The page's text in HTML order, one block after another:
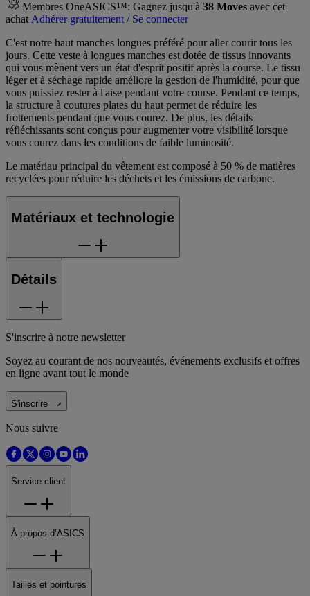
Membres OneASICS™: Gagnez jusqu'à 38 Moves avec cet
achat Adhérer gratuitement / Se connecter
C'est notre haut manches longues préféré pour aller courir tous les
jours. Cette veste à longues manches est dotée de tissus innovants
qui vous mènent vers un état d'esprit positif après la course. Le tissu
léger et à séchage rapide améliore la gestion de l'humidité, pour que
vous puissiez rester à l'aise pendant votre course. Pendant ce temps,
la structure à coutures plates du haut permet de réduire les
frottements pendant que vous courez. De plus, les détails
réfléchissants sont conçus pour augmenter votre visibilité lorsque
vous courez dans les conditions de faible luminosité.
Le matériau principal du vêtement est composé à 50 % de matières
recyclées pour réduire les déchets et les émissions de carbone.
Matériaux et technologie
Détails
S'inscrire à notre newsletter
Soyez au courant de nos nouveautés, événements exclusifs et offres
en ligne avant tout le monde
S'inscrire
Nous suivre
Service client
À propos d’ASICS
Tailles et pointures